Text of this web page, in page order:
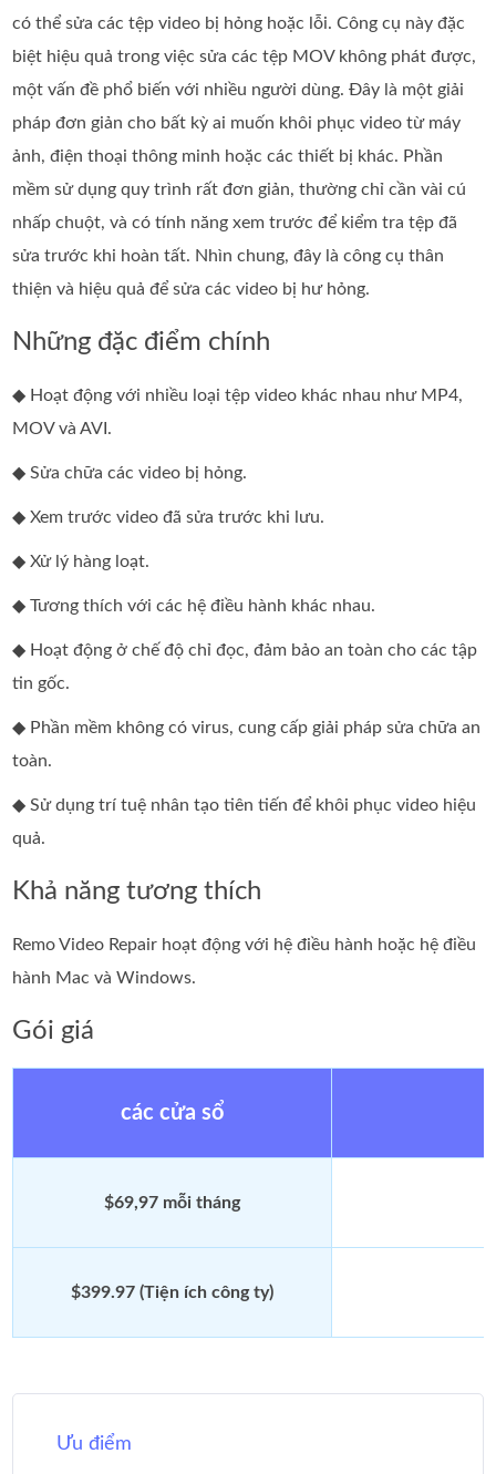
có thể sửa các tệp video bị hỏng hoặc lỗi. Công cụ này đặc
biệt hiệu quả trong việc sửa các tệp MOV không phát được,
một vấn đề phổ biến với nhiều người dùng. Đây là một giải
pháp đơn giản cho bất kỳ ai muốn khôi phục video từ máy
ảnh, điện thoại thông minh hoặc các thiết bị khác. Phần
mềm sử dụng quy trình rất đơn giản, thường chỉ cần vài cú
nhấp chuột, và có tính năng xem trước để kiểm tra tệp đã
sửa trước khi hoàn tất. Nhìn chung, đây là công cụ thân
thiện và hiệu quả để sửa các video bị hư hỏng.
Những đặc điểm chính
◆ Hoạt động với nhiều loại tệp video khác nhau như MP4,
MOV và AVI.
◆ Sửa chữa các video bị hỏng.
◆ Xem trước video đã sửa trước khi lưu.
◆ Xử lý hàng loạt.
◆ Tương thích với các hệ điều hành khác nhau.
◆ Hoạt động ở chế độ chỉ đọc, đảm bảo an toàn cho các tập
tin gốc.
◆ Phần mềm không có virus, cung cấp giải pháp sửa chữa an
toàn.
◆ Sử dụng trí tuệ nhân tạo tiên tiến để khôi phục video hiệu
quả.
Khả năng tương thích
Remo Video Repair hoạt động với hệ điều hành hoặc hệ điều
hành Mac và Windows.
Gói giá
các cửa sổ
$69,97 mỗi tháng
$399.97 (Tiện ích công ty)
Ưu điểm